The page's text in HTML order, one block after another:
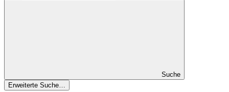
Suche
Erweiterte Suche…